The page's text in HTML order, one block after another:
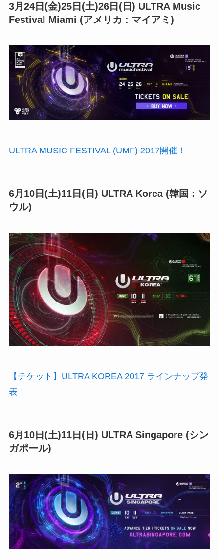
3月24日(金)25日(土)26日(日) ULTRA Music
Festival Miami (アメリカ : マイアミ)
ULTRA MUSIC FESTIVAL (UMF) 2017開催！
6月10日(土)11日(日) ULTRA Korea (韓国 : ソ
ウル)
【チケット】ULTRA KOREA 2017 ラインナップ発
表！
6月10日(土)11日(日) ULTRA Singapore (シン
ガポール)